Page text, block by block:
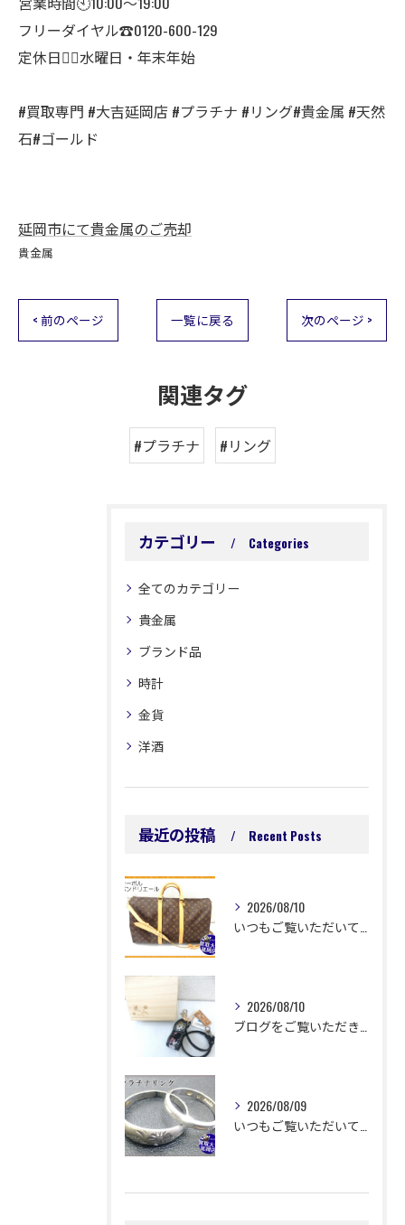
フリーダイヤル☎️0120-600-129
定休日🙇‍♂️水曜日・年末年始
#買取専門 #大吉延岡店 #プラチナ #リング#貴金属 #天然
石#ゴールド
延岡市にて貴金属のご売却
貴金属
< 前のページ 一覧に戻る 次のページ >
関連タグ
#プラチナ #リング
カテゴリー Categories
全てのカテゴリー
貴金属
ブランド品
時計
金貨
洋酒
最近の投稿 Recent Posts
2026/08/10
2026/08/10
2026/08/09